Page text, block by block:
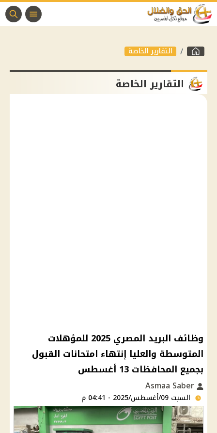
التقارير الخاصة
التقارير الخاصة
وظائف البريد المصري 2025 للمؤهلات
المتوسطة والعليا إنتهاء امتحانات القبول
بجميع المحافظات 13 أغسطس
السبت 09/أغسطس/2025 - 04:41 م